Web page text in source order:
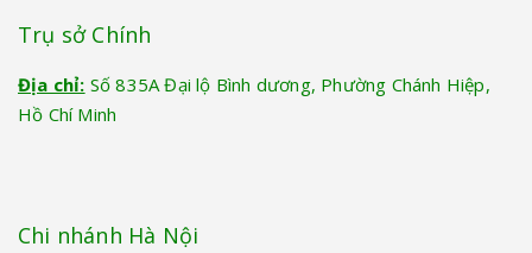
Trụ sở Chính
Địa chỉ: Số 835A Đại lộ Bình dương, Phường Chánh Hiệp,
Hồ Chí Minh
Chi nhánh Hà Nội